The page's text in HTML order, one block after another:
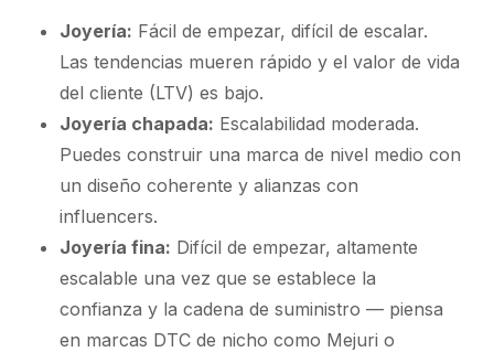
Joyería: Fácil de empezar, difícil de escalar.
Las tendencias mueren rápido y el valor de vida
del cliente (LTV) es bajo.
Joyería chapada: Escalabilidad moderada.
Puedes construir una marca de nivel medio con
un diseño coherente y alianzas con
influencers.
Joyería fina: Difícil de empezar, altamente
escalable una vez que se establece la
confianza y la cadena de suministro — piensa
en marcas DTC de nicho como Mejuri o